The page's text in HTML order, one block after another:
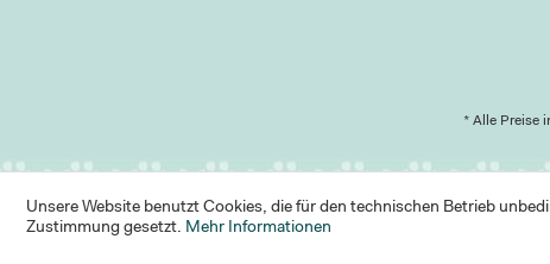
* Alle Preise
Unsere Website benutzt Cookies, die für den technischen Betrieb
Zustimmung gesetzt. Mehr Informationen